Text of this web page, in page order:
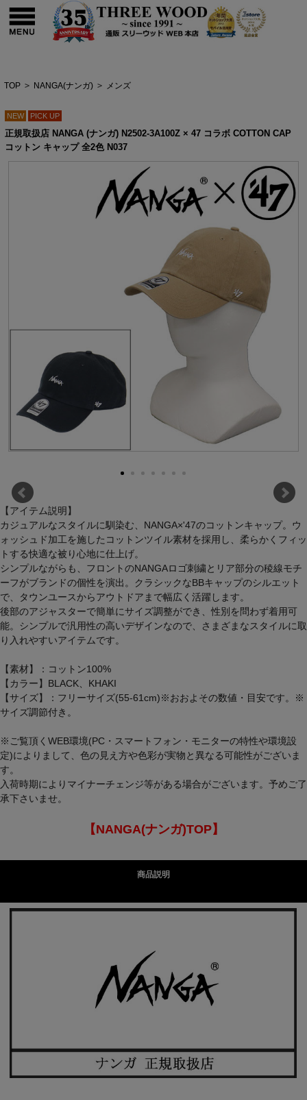
TOP > NANGA(ナンガ) > メンズ
NEW PICK UP
正規取扱店 NANGA (ナンガ) N2502-3A100Z × 47 コラボ COTTON CAP
コットン キャップ 全2色 N037
【アイテム説明】
カジュアルなスタイルに馴染む、NANGA×'47のコットンキャップ。ウ
ォッシュド加工を施したコットンツイル素材を採用し、柔らかくフィッ
トする快適な被り心地に仕上げ。
シンプルながらも、フロントのNANGAロゴ刺繍とリア部分の稜線モチ
ーフがブランドの個性を演出。クラシックなBBキャップのシルエット
で、タウンユースからアウトドアまで幅広く活躍します。
後部のアジャスターで簡単にサイズ調整ができ、性別を問わず着用可
能。シンプルで汎用性の高いデザインなので、さまざまなスタイルに取
り入れやすいアイテムです。
【素材】：コットン100%
【カラー】BLACK、KHAKI
【サイズ】：フリーサイズ(55-61cm)※おおよその数値・目安です。※
サイズ調節付き。
※ご覧頂くWEB環境(PC・スマートフォン・モニターの特性や環境設
定)によりまして、色の見え方や色彩が実物と異なる可能性がございま
す。
入荷時期によりマイナーチェンジ等がある場合がございます。予めご了
承下さいませ。
【NANGA(ナンガ)TOP】
商品説明